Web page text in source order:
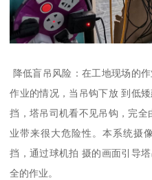
降低盲吊风险：在工地现场的
作业的情况，当吊钩下放 到低
挡，塔吊司机看不见吊钩，完
业带来很大危险性。本系统摄
挡，通过球机拍 摄的画面引导
全的作业。